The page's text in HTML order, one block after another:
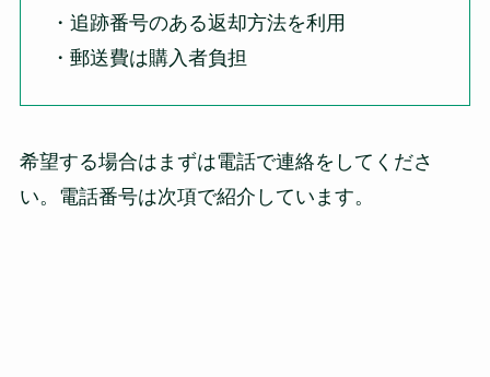
・追跡番号のある返却方法を利用
・郵送費は購入者負担
希望する場合はまずは電話で連絡をしてくださ
い。電話番号は次項で紹介しています。